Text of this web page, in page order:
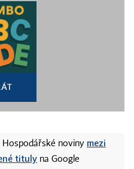
Hospodářské noviny mezi
tituly na Google